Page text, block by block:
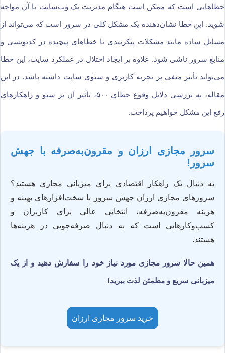
خطاهایی است که ممکن است هنگام مدیریت یک وب‌سایت با آن مواجه
شوید. این خطا نشان‌دهنده یک مشکل کلی در سرور است که می‌تواند از
مسائل ساده مانند مشکلات پیکربندی تا خطاهای پیچیده در کدنویسی و
منابع سرور ناشی شود. علاوه بر ایجاد اختلال در عملکرد سایت، این خطا
می‌تواند تأثیر منفی بر تجربه کاربری و سئوی سایت داشته باشد. در این
مقاله، به بررسی دلایل وقوع خطای ۵۰۰، تأثیر آن بر سئو و راهکارهای
رفع این مشکل خواهیم پرداخت.
سرور مجازی ارزان و مقرون‌به‌صرفه با جهش
سرور!
به دنبال یک راهکار اقتصادی برای میزبانی مجازی هستید؟
سرورهای مجازی ارزان جهش سرور با سخت‌افزارهای بهینه و
هزینه مقرون‌به‌صرفه، انتخابی عالی برای کاربران و
کسب‌وکارهایی است که به دنبال صرفه‌جویی در هزینه‌ها
هستند.
همین حالا سرور مجازی مورد نیاز خود را سفارش دهید و از یک
میزبانی سریع و مطمئن لذت ببرید!
خرید سرور مجازی ارزان